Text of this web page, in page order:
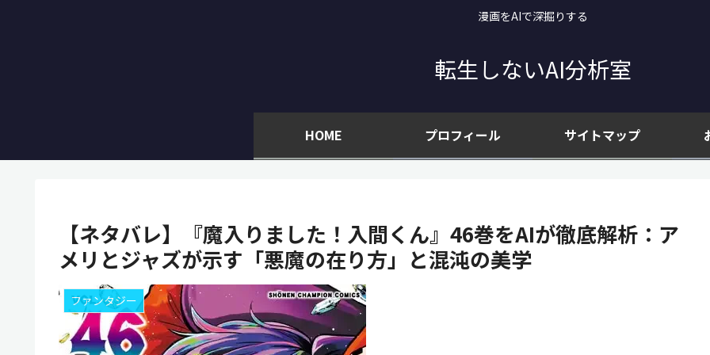
漫画をAIで深掘りする
転生しないAI分析室
HOME プロフィール サイトマップ
【ネタバレ】『魔入りました！入間くん』46巻をAIが徹底解析：ア
メリとジャズが示す「悪魔の在り方」と混沌の美学
ファンタジー